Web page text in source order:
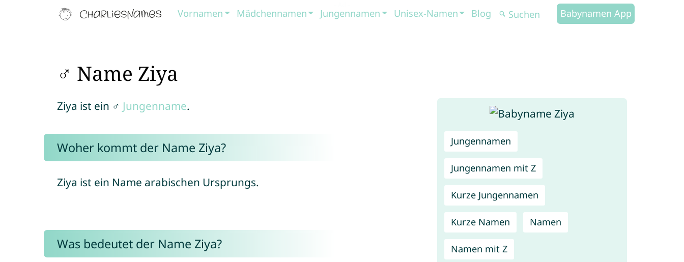
Vornamen Mädchennamen Jungennamen Unisex-Namen Blog Babynamen App
♂ Name Ziya
Jungennamen
Jungennamen mit Z
Kurze Jungennamen
Kurze Namen Namen
Namen mit Z
Ziya ist ein ♂ Jungenname.
Woher kommt der Name Ziya?
Ziya ist ein Name arabischen Ursprungs.
Was bedeutet der Name Ziya?